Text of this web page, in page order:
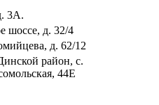
3А.
шоссе, д. 32/4
д. 62/12
район, с.
44Е